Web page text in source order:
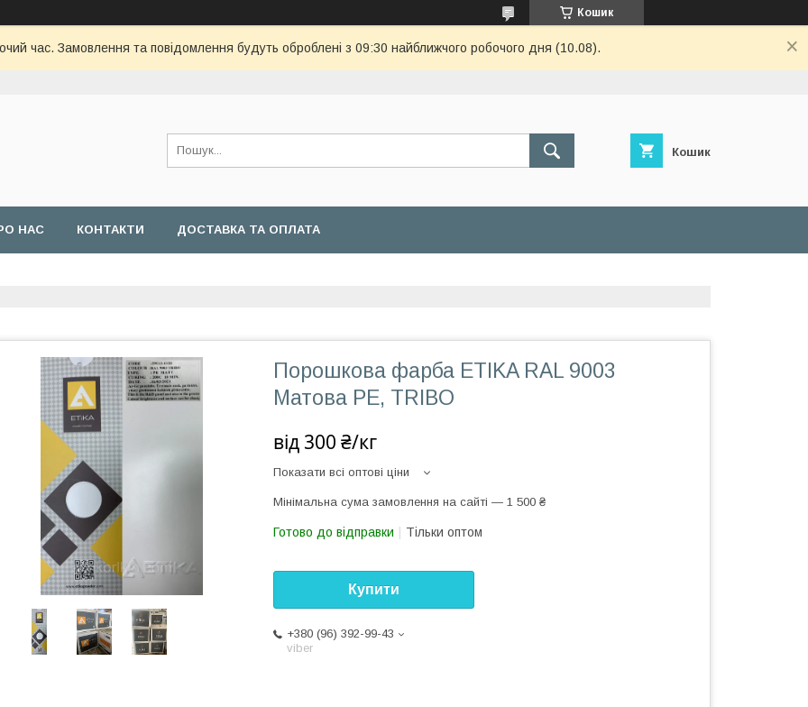
Кошик
час. Замовлення та повідомлення будуть оброблені з 09:30 найближчого робочого дня (10.08).
Кошик
НАС КОНТАКТИ ДОСТАВКА ТА ОПЛАТА
Порошкова фарба ETIKA RAL 9003
Матова PE, TRIBO
від 300 ₴/кг
Показати всі оптові ціни
Мінімальна сума замовлення на сайті — 1 500 ₴
Готово до відправки Тільки оптом
Купити
+380 (96) 392-99-43
viber